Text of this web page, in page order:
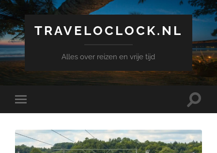
TRAVELOCLOCK.NL
Alles over reizen en vrije tijd
Toggle
mobile
Toggle